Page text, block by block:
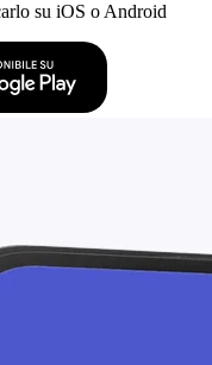
su iOS o Android